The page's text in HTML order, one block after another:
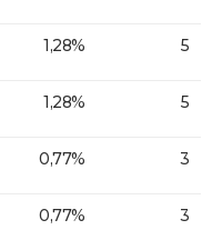
1,28% 5
1,28% 5
0,77% 3
0,77% 3